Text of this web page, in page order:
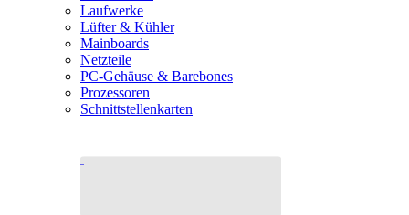
Laufwerke
Lüfter & Kühler
Mainboards
Netzteile
PC-Gehäuse & Barebones
Prozessoren
Schnittstellenkarten